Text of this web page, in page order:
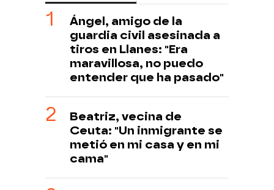
Ángel, amigo de la
guardia civil asesinada a
tiros en Llanes: "Era
maravillosa, no puedo
entender que ha pasado"
Beatriz, vecina de
Ceuta: "Un inmigrante se
metió en mi casa y en mi
cama"